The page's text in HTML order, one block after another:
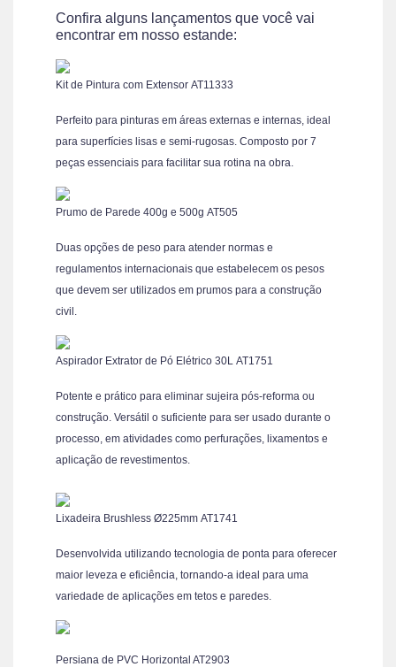
Confira alguns lançamentos que você vai
encontrar em nosso estande:
Kit de Pintura com Extensor AT11333
Perfeito para pinturas em áreas externas e internas, ideal
para superfícies lisas e semi-rugosas. Composto por 7
peças essenciais para facilitar sua rotina na obra.
Prumo de Parede 400g e 500g AT505
Duas opções de peso para atender normas e
regulamentos internacionais que estabelecem os pesos
que devem ser utilizados em prumos para a construção
civil.
Aspirador Extrator de Pó Elétrico 30L AT1751
Potente e prático para eliminar sujeira pós-reforma ou
construção. Versátil o suficiente para ser usado durante o
processo, em atividades como perfurações, lixamentos e
aplicação de revestimentos.
Lixadeira Brushless Ø225mm AT1741
Desenvolvida utilizando tecnologia de ponta para oferecer
maior leveza e eficiência, tornando-a ideal para uma
variedade de aplicações em tetos e paredes.
Persiana de PVC Horizontal AT2903